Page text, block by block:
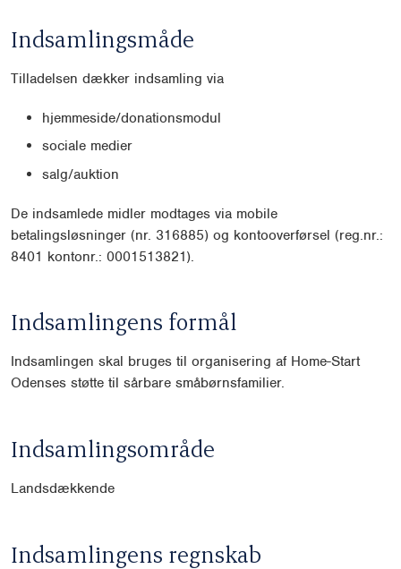
Indsamlingsmåde
Tilladelsen dækker indsamling via
hjemmeside/donationsmodul
sociale medier
salg/auktion
De indsamlede midler modtages via mobile
betalingsløsninger (nr. 316885) og kontooverførsel (reg.nr.:
8401 kontonr.: 0001513821).
Indsamlingens formål
Indsamlingen skal bruges til organisering af Home-Start
Odenses støtte til sårbare småbørnsfamilier.
Indsamlingsområde
Landsdækkende
Indsamlingens regnskab